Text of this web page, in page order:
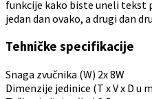
funkcije kako biste uneli
jedan dan ovako, a drugi dan
Tehničke specifikacije
Snaga zvučnika (W) 2x 8W
Dimenzije jedinice (T x V x D u